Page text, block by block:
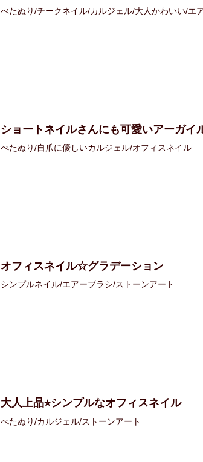
べたぬり/チークネイル/カルジェル/大人かわいい/エ
ショートネイルさんにも可愛いアーガイ
べたぬり/自爪に優しいカルジェル/オフィスネイル
オフィスネイル☆グラデーション
シンプルネイル/エアーブラシ/ストーンアート
大人上品⭐︎シンプルなオフィスネイル
べたぬり/カルジェル/ストーンアート